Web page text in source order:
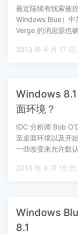
最近陆续有线索被
Windows Blue）中
Verge 的消息源也
Windows 8.1
面环境？
IDC 分析师 Bob
至桌面环境以及开
一些改变来允许默
Windows
8.1